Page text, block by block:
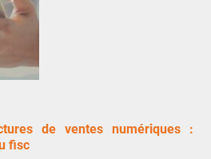
de ventes numériques :
fisc